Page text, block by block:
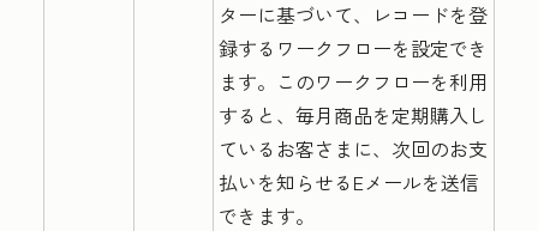
ターに基づいて、レコードを登
録するワークフローを設定でき
ます。 このワークフローを利用
すると、毎月商品を定期購入し
ているお客さまに、次回のお支
払いを知らせるEメールを送信
できます。